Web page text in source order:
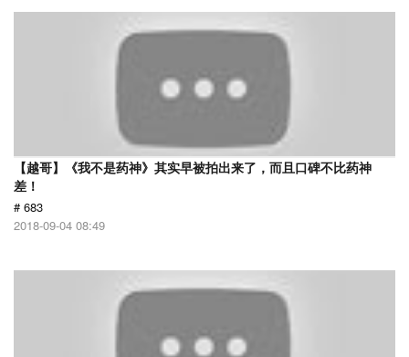
【越哥】《我不是药神》其实早被拍出来了，而且口碑不比药神
差！
# 683
2018-09-04 08:49